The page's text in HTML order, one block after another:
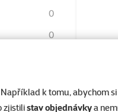
k tomu, abychom si
zjistilistav objednávkya
0
0
0
Hill's